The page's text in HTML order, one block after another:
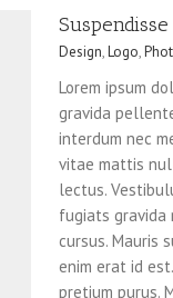
Design,Logo,
Lorem ipsum
gravida
interdum nec
vitae mattis
lectus.
fugiats
cursus. Mauris
enim erat id
pretium purus.